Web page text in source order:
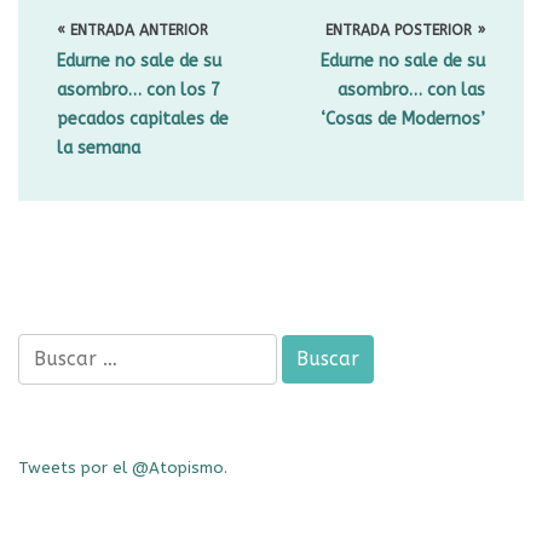
ENTRADAS
« ENTRADA ANTERIOR
Edurne no sale de su
asombro… con los 7
pecados capitales de
la semana
ENTRADA POSTERIOR »
Edurne no sale de su
asombro… con las
‘Cosas de Modernos’
Tweets por el @Atopismo.